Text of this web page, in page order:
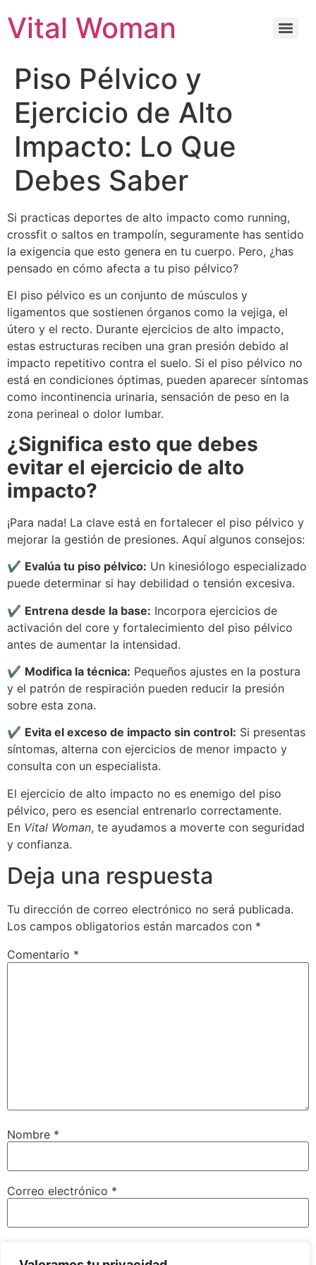
Vital Woman
Piso Pélvico y
Ejercicio de Alto
Impacto: Lo Que
Debes Saber
Si practicas deportes de alto impacto como running,
crossfit o saltos en trampolín, seguramente has sentido
la exigencia que esto genera en tu cuerpo. Pero, ¿has
pensado en cómo afecta a tu piso pélvico?
El piso pélvico es un conjunto de músculos y
ligamentos que sostienen órganos como la vejiga, el
útero y el recto. Durante ejercicios de alto impacto,
estas estructuras reciben una gran presión debido al
impacto repetitivo contra el suelo. Si el piso pélvico no
está en condiciones óptimas, pueden aparecer síntomas
como incontinencia urinaria, sensación de peso en la
zona perineal o dolor lumbar.
¿Significa esto que debes
evitar el ejercicio de alto
impacto?
¡Para nada! La clave está en fortalecer el piso pélvico y
mejorar la gestión de presiones. Aquí algunos consejos:
✔ Evalúa tu piso pélvico: Un kinesiólogo especializado
puede determinar si hay debilidad o tensión excesiva.
✔ Entrena desde la base: Incorpora ejercicios de
activación del core y fortalecimiento del piso pélvico
antes de aumentar la intensidad.
✔ Modifica la técnica: Pequeños ajustes en la postura
y el patrón de respiración pueden reducir la presión
sobre esta zona.
✔ Evita el exceso de impacto sin control: Si presentas
síntomas, alterna con ejercicios de menor impacto y
consulta con un especialista.
El ejercicio de alto impacto no es enemigo del piso
pélvico, pero es esencial entrenarlo correctamente.
En Vital Woman, te ayudamos a moverte con seguridad
y confianza.
Deja una respuesta
Tu dirección de correo electrónico no será publicada.
Los campos obligatorios están marcados con *
Comentario *
Nombre *
Correo electrónico *